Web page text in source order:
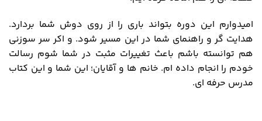
امیدوارم این دوره بتواند باری را از روی دوش شما بردارد.
هدایت گر و راهنمای شما در این مسیر شود. و اکر سر سوزنی
هم توانسته باشم باعث تغییرات مثبت در شما شوم رسالت
خودم را انجام داده ام. خانم ها و آقایان؛ این شما و این کتاب
مدرس حرفه ای.